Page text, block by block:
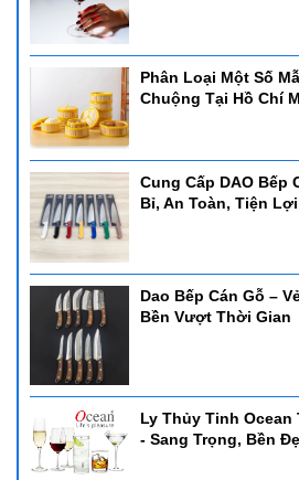
khách sạn phục vụ theo kiểu bình dân.
khung inox dày và nắp dậy đóng mở dể
dụng điện hoặc cồn để hâm nóng thức
1. Nồi hâm buffet CN 121201-2
- Nồi hâm buffet CN 121201-2
- Kích thước: 635*425*440mm
- Dung tích: 9L
- Sử dụng: Cồn - có thể sử dụng bảng
- Chất liệu: inox cao cấp
2. Nồi hâm buffet CN ELEC
- Nồi hâm buffet CN ELEC HORECA833
- Kích thước: 600*370*330mm
- Dung tích: 9L
- Sử dụng: Cồn - có thể sử dụng bảng
- Chất liệu: inox cao cấp
Phân Loại Một Số
Chuộng Tại Hồ Chí
Cung Cấp DAO Bếp
Bỉ, An Toàn, Tiện
Dao Bếp Cán Gỗ –
Bền Vượt Thời Gian
Ly Thủy Tinh Ocean
- Sang Trọng, Bền